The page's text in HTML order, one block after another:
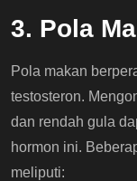
3. Pola
Pola makan
testosteron.
dan rendah gula
hormon ini.
meliputi: